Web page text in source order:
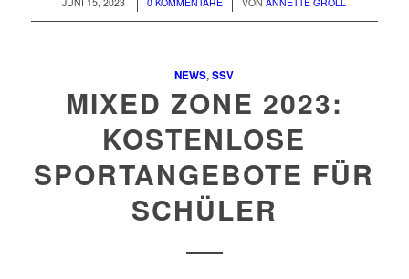
NEWS,SSV
MIXED ZONE 2023:
KOSTENLOSE
SPORTANGEBOTE FÜR
SCHÜLER